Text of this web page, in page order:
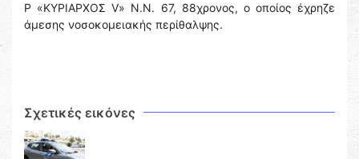
Ρ «ΚΥΡΙΑΡΧΟΣ V» Ν.Ν. 67, 88χρονος, ο οποίος έχρηζε
άμεσης νοσοκομειακής περίθαλψης.
Σχετικές εικόνες